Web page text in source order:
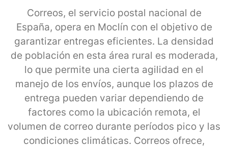
Correos, el servicio postal nacional de
España, opera en Moclín con el objetivo de
garantizar entregas eficientes. La densidad
de población en esta área rural es moderada,
lo que permite una cierta agilidad en el
manejo de los envíos, aunque los plazos de
entrega pueden variar dependiendo de
factores como la ubicación remota, el
volumen de correo durante períodos pico y las
condiciones climáticas. Correos ofrece,